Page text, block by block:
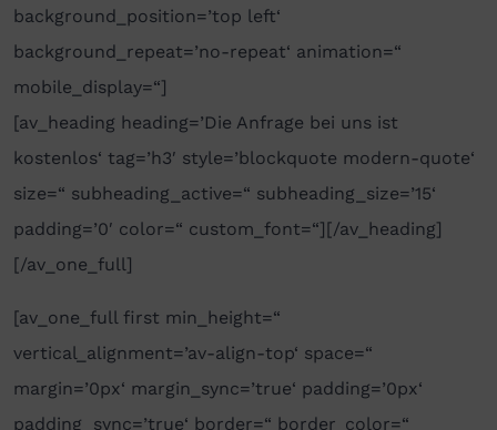
background_position=’top left‘
background_repeat=’no-repeat‘ animation=“
mobile_display=“]
[av_heading heading=’Die Anfrage bei uns ist
kostenlos‘ tag=’h3′ style=’blockquote modern-quote‘
size=“ subheading_active=“ subheading_size=’15‘
padding=’0′ color=“ custom_font=“][/av_heading]
[/av_one_full]
[av_one_full first min_height=“
vertical_alignment=’av-align-top‘ space=“
margin=’0px‘ margin_sync=’true‘ padding=’0px‘
padding_sync=’true‘ border=“ border_color=“